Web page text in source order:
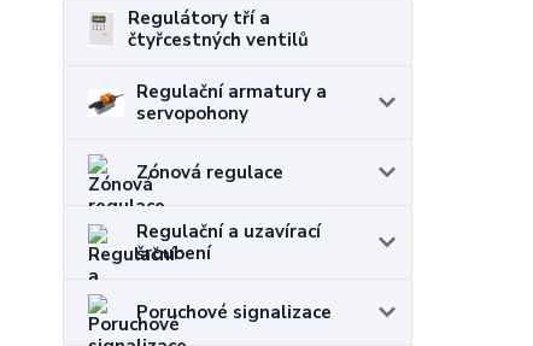
Regulátory tří a
čtyřcestných ventilů
Regulační armatury a
servopohony
Zónová regulace
Regulační a uzavírací
šroubení
Poruchové signalizace